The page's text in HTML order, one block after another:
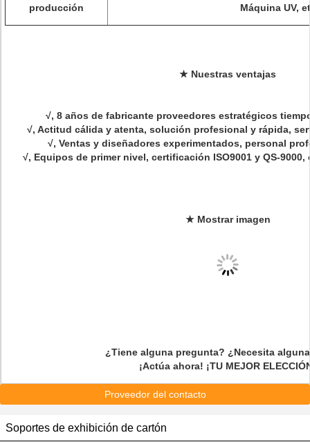
producción
Máquina UV,
★ Nuestras ventajas
√, 8 años de fabricante proveedores estratégicos
√, Actitud cálida y atenta, solución profesional y rápida,
√, Ventas y diseñadores experimentados, personal
√, Equipos de primer nivel, certificación ISO9001 y QS-
★ Mostrar imagen
¿Tiene alguna pregunta? ¿Necesita
¡Actúa ahora! ¡TU MEJOR
Proveedor del contacto
Soportes de exhibición de cartón